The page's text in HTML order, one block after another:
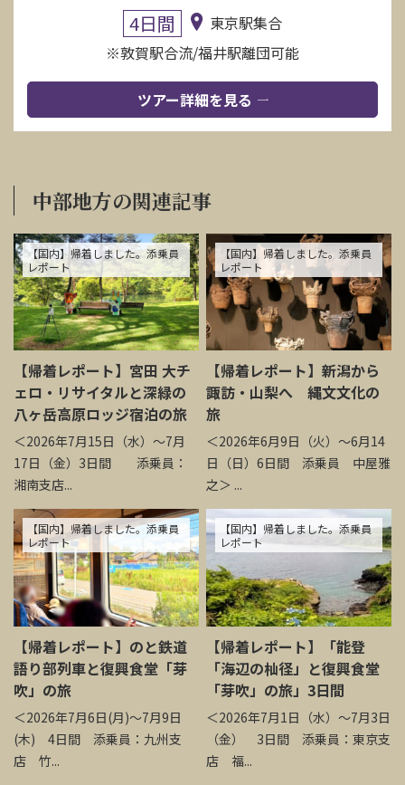
4日間
東京駅集合
※敦賀駅合流/福井駅離団可能
ツアー詳細を見る
中部地方の関連記事
【国内】帰着しました。添乗員
レポート
【帰着レポート】宮田 大チ
ェロ・リサイタルと深緑の
八ヶ岳高原ロッジ宿泊の旅
＜2026年7月15日（水）～7月
17日（金）3日間 添乗員：
湘南支店...
【国内】帰着しました。添乗員
レポート
【帰着レポート】新潟から
諏訪・山梨へ 縄文文化の
旅
＜2026年6月9日（火）～6月14
日（日）6日間 添乗員 中屋雅
之＞ ...
【国内】帰着しました。添乗員
レポート
【帰着レポート】のと鉄道
語り部列車と復興食堂「芽
吹」の旅
＜2026年7月6日(月)～7月9日
(木) 4日間 添乗員：九州支
店 竹...
【国内】帰着しました。添乗員
レポート
【帰着レポート】「能登
「海辺の杣径」と復興食堂
「芽吹」の旅」3日間
＜2026年7月1日（水）～7月3日
（金） 3日間 添乗員：東京支
店 福...